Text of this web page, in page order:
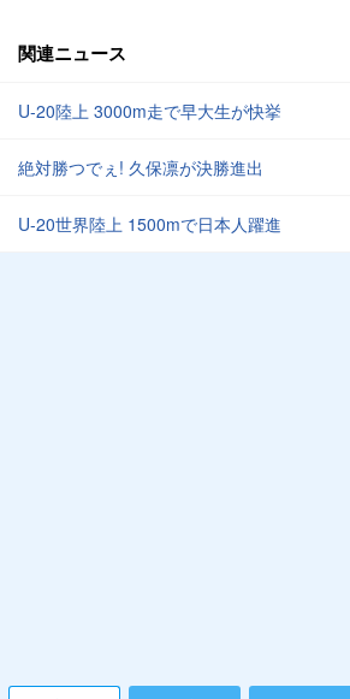
関連ニュース
U-20陸上 3000m走で早大生が快挙
絶対勝つでぇ! 久保凛が決勝進出
U-20世界陸上 1500mで日本人躍進